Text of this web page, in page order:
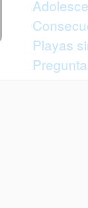
Playas